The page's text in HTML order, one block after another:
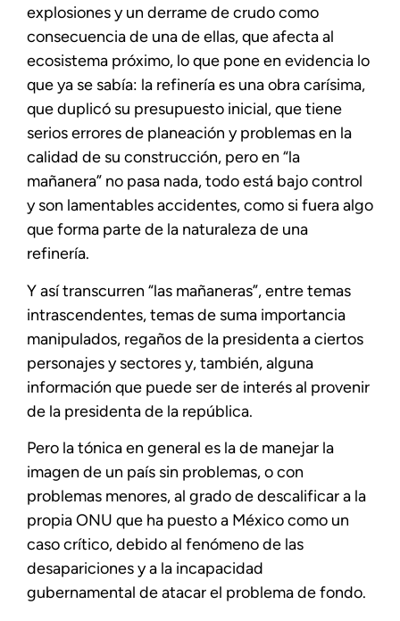
explosiones y un derrame de crudo como
consecuencia de una de ellas, que afecta al
ecosistema próximo, lo que pone en evidencia lo
que ya se sabía: la refinería es una obra carísima,
que duplicó su presupuesto inicial, que tiene
serios errores de planeación y problemas en la
calidad de su construcción, pero en “la
mañanera” no pasa nada, todo está bajo control
y son lamentables accidentes, como si fuera algo
que forma parte de la naturaleza de una
refinería.
Y así transcurren “las mañaneras”, entre temas
intrascendentes, temas de suma importancia
manipulados, regaños de la presidenta a ciertos
personajes y sectores y, también, alguna
información que puede ser de interés al provenir
de la presidenta de la república.
Pero la tónica en general es la de manejar la
imagen de un país sin problemas, o con
problemas menores, al grado de descalificar a la
propia ONU que ha puesto a México como un
caso crítico, debido al fenómeno de las
desapariciones y a la incapacidad
gubernamental de atacar el problema de fondo.